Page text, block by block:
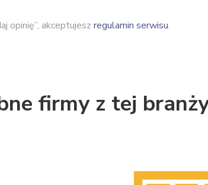
opinię”, akceptujesz regulamin serwisu.
firmy z tej